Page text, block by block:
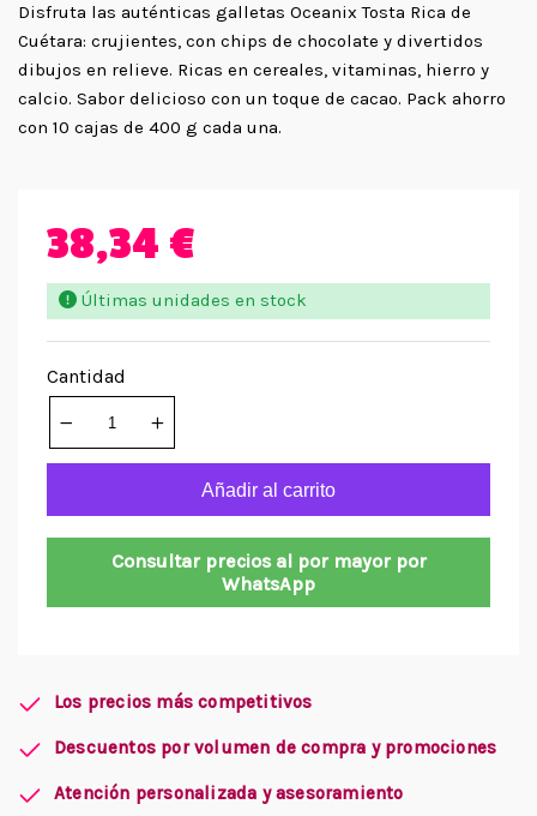
Disfruta las auténticas galletas Oceanix Tosta Rica de
Cuétara: crujientes, con chips de chocolate y divertidos
dibujos en relieve. Ricas en cereales, vitaminas, hierro y
calcio. Sabor delicioso con un toque de cacao. Pack ahorro
con 10 cajas de 400 g cada una.
38,34 €
Últimas unidades en stock
Cantidad
Añadir al carrito
Consultar precios al por mayor por
WhatsApp
Los precios más competitivos
Descuentos por volumen de compra y promociones
Atención personalizada y asesoramiento